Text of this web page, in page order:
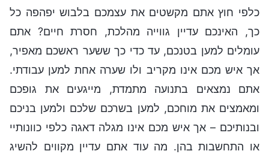
כלפי חוץ אתם מקשטים את עצמכם בלבוש יפהפה כל
כך, האינכם עדיין גווייה מהלכת, חסרת חיים? אתם
עומלים למען בטנכם, עד כדי כך ששער ראשכם מאפיר,
אך איש מכם אינו מקריב ולו שערה אחת למען עבודתי.
אתם נמצאים בתנועה מתמדת, מייגעים את גופכם
ומאמצים את מוחכם, למען בשרכם שלכם ולמען בניכם
ובנותיכם – אך איש מכם אינו מגלה דאגה כלפי כוונותיי
או התחשבות בהן. מה עוד אתם עדיין מקווים להשיג